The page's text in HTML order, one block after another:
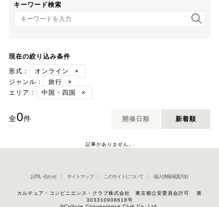
キーワード検索
キーワード検索
現在の絞り込み条件
形式：
オンライン
×
ジャンル：
旅行
×
エリア：
中国・四国 ×
全0件 開催日順 新着順
記事がありません。
お問い合わせ サイトマップ このサイトについて 個人情報保護方針
カルチュア・コンビニエンス・クラブ株式会社 東京都公安委員会許可 第
303310908618号